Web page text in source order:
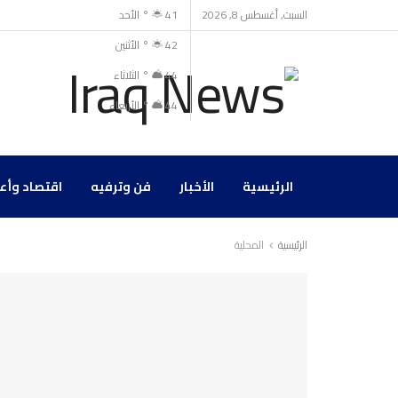
السبت, أغسطس 8, 2026 41
° الأحد
42
° الأثنين
44
° الثلاثاء
44
° الأربعاء
الرئيسية الأخبار فن وترفيه اقتصاد
الرئيسية المحلية